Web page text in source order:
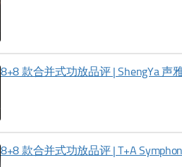
8+8 款合并式功放品评 | ShengYa 声
8+8 款合并式功放品评 | T+A